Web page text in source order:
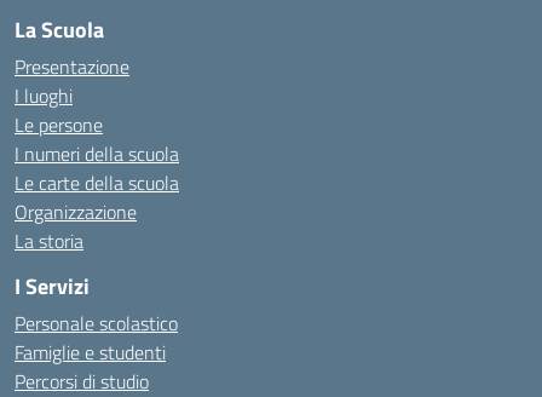
La Scuola
Presentazione
I luoghi
Le persone
I numeri della scuola
Le carte della scuola
Organizzazione
La storia
I Servizi
Personale scolastico
Famiglie e studenti
Percorsi di studio